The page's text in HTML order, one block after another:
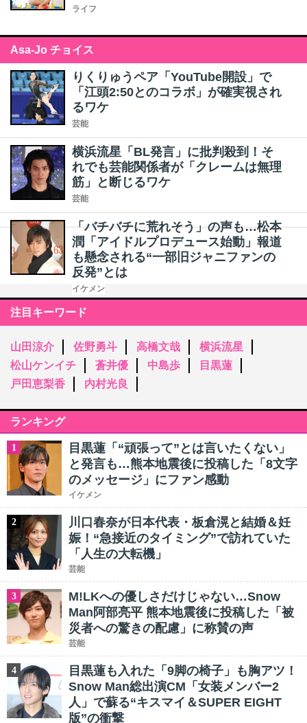
ライフ
Asa-Jo チョイス
りくりゅうペア「YouTube開設」で
「江頭2:50とのコラボ」が確実視され
るワケ
芸能
横浜流星「BL発言」に批判殺到！そ
れでも芸能関係者が「クレームは無理
筋」と断じるワケ
芸能
「バチバチに荒れそう」の声も…松本
潤「アイドルプロデュース始動」報道
も懸念される“一部旧ジャニファンの
反発”とは
イケメン
注目キーワード
山田涼介 佐野勇斗 高橋文哉
横浜流星
松山ケンイチ
蒼井優 中島歩
目黒蓮
戸田恵梨香
内村光良
ランキング
1
目黒蓮「“頑張って”とは言いたくない」
と発言も…熊本地震後に投稿した「8文字
のメッセージ」にファン感動
イケメン
2
川口春奈が日本代表・板倉滉と結婚＆妊
娠！“急接近のタイミング”で訪れていた
「人生の大転機」
芸能
3
M!LKへの優しさだけじゃない…Snow
Man阿部亮平 熊本地震後に投稿した「被
災者への驚きの配慮」に称賛の声
芸能
4
目黒蓮も入れた「9脚の椅子」も胸アツ！
Snow Man総出演CM「女装メンバー2
人」で蘇る“キスマイ＆SUPER EIGHT
版”の衝撃